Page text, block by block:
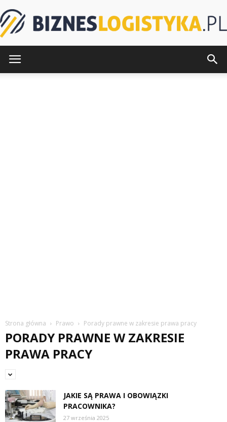
Strona główna Prawo Porady prawne w zakresie prawa pracy
PORADY PRAWNE W ZAKRESIE
PRAWA PRACY
JAKIE SĄ PRAWA I OBOWIĄZKI
PRACOWNIKA?
27 września 2025